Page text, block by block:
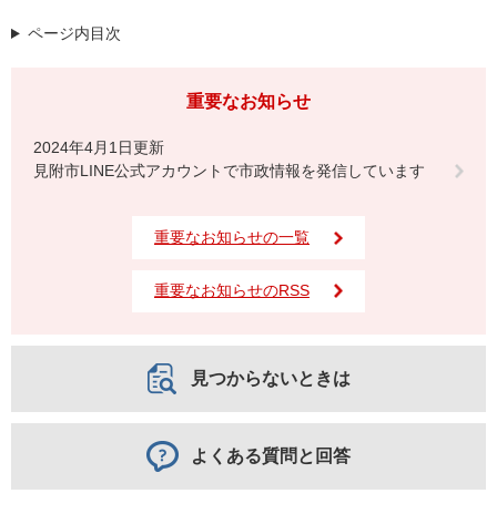
ページ内目次
重要なお知らせ
2024年4月1日更新
見附市LINE公式アカウントで市政情報を発信しています
重要なお知らせの一覧
重要なお知らせのRSS
見つからないときは
よくある質問と回答